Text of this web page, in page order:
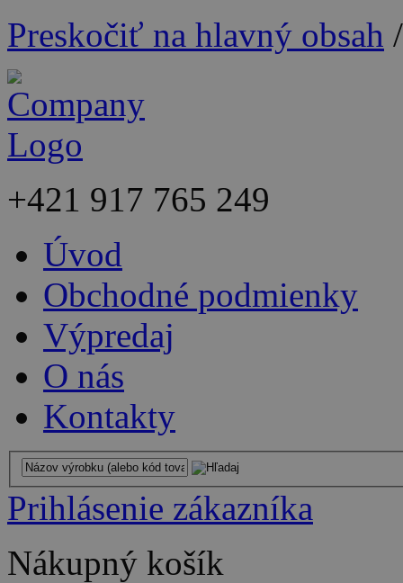
Preskočiť na hlavný obsah
+421 917 765 249
Úvod
Obchodné podmienky
Výpredaj
O nás
Kontakty
Prihlásenie zákazníka
Nákupný košík